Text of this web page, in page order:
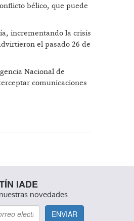
bélico, que puede
incrementando la crisis
el pasado 26 de
Nacional de
comunicaciones
IADE
novedades
ENVIAR